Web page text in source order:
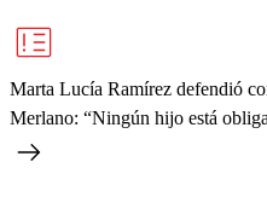
Marta Lucía Ramírez defendió
Merlano: “Ningún hijo está